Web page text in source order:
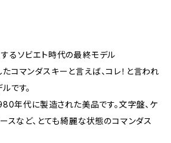
るソビエト時代の最終モデル
コマンダスキーと言えば、コレ！と言われ
です。
年代に製造された美品です。文字盤、ケ
ースなど、とても綺麗な状態のコマンダス